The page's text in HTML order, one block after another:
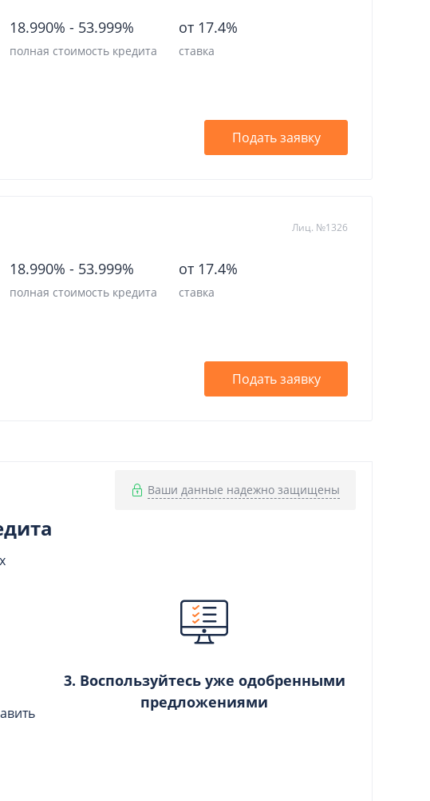
18.990% - 53.999%
полная стоимость кредита
от 17.4%
ставка
Подать заявку
Лиц. №1326
18.990% - 53.999%
полная стоимость кредита
от 17.4%
ставка
Подать заявку
Ваши данные надежно защищены
3. Воспользуйтесь уже одобренными
предложениями